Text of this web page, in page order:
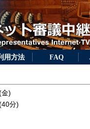
用方法 FAQ
)
分)